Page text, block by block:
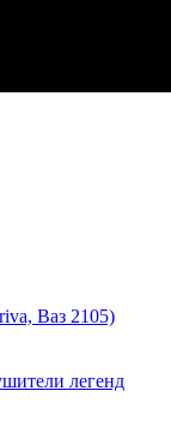
Ваз 2105)
легенд